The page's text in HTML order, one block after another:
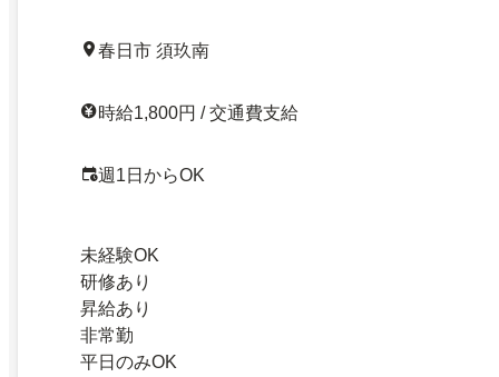
春日市 須玖南
時給1,800円 / 交通費支給
週1日からOK
未経験OK
研修あり
昇給あり
非常勤
平日のみOK